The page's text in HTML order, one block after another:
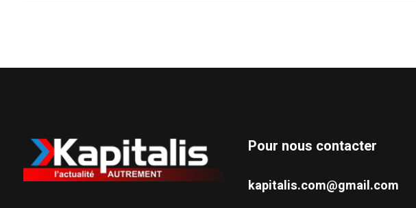
Pour nous contacter
kapitalis.com@gmail.com